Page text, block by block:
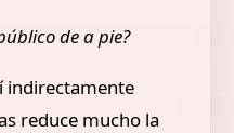
de a pie?
indirectamente
reduce mucho la